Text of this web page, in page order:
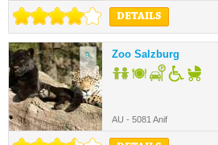
DETAILS
9. Zoo Salzburg
AU - 5081 Anif